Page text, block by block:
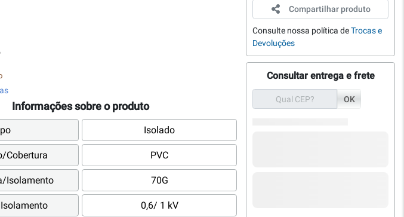
Informações sobre o produto
Isolado
Cobertura PVC
Isolamento 70G
0,6/ 1 kV
Compartilhar produto
Consulte nossa política deTrocas e
Devoluções
Consultar entrega e frete
OK